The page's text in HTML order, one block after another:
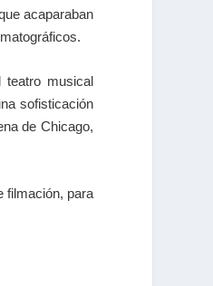
acaparaban
teatro musical
sofisticación
de Chicago,
filmación, para